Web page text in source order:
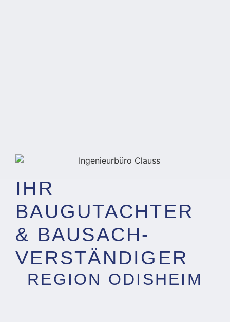
IHR
BAUGUTACHTER
& BAUSACH­
VERSTÄNDIGER
REGION ODISHEIM